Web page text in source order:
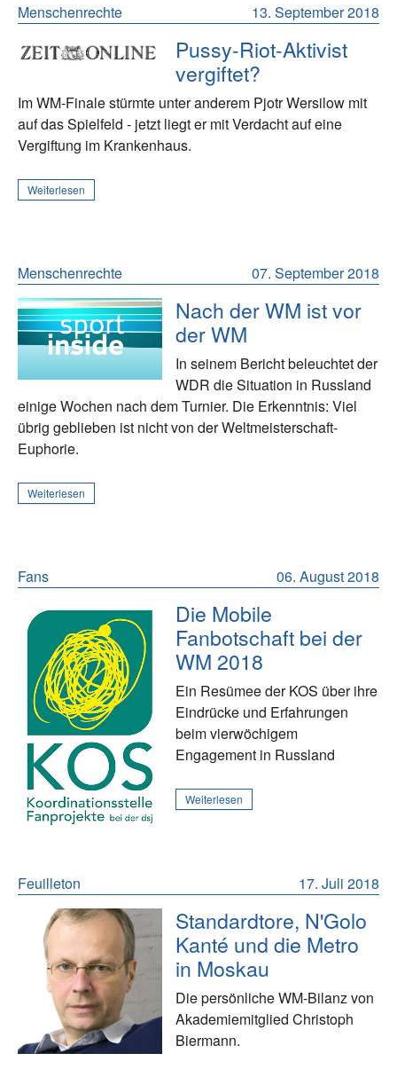
13. September 2018
Menschenrechte
Pussy-Riot-Aktivist
vergiftet?
Im WM-Finale stürmte unter anderem Pjotr Wersilow mit
auf das Spielfeld - jetzt liegt er mit Verdacht auf eine
Vergiftung im Krankenhaus.
Weiterlesen
07. September 2018
Menschenrechte
Nach der WM ist vor
der WM
In seinem Bericht beleuchtet der
WDR die Situation in Russland
einige Wochen nach dem Turnier. Die Erkenntnis: Viel
übrig geblieben ist nicht von der Weltmeisterschaft-
Euphorie.
Weiterlesen
06. August 2018
Fans
Die Mobile
Fanbotschaft bei der
WM 2018
Ein Resümee der KOS über ihre
Eindrücke und Erfahrungen
beim vierwöchigem
Engagement in Russland
Weiterlesen
17. Juli 2018
Feuilleton
Standardtore, N'Golo
Kanté und die Metro
in Moskau
Die persönliche WM-Bilanz von
Akademiemitglied Christoph
Biermann.